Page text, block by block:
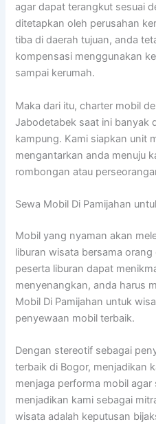
agar dapat terangkut sesuai
ditetapkan oleh perusahan
tiba di daerah tujuan, anda
kompensasi menggunakan
sampai kerumah.
Maka dari itu, charter mobil
Jabodetabek saat ini banyak
kampung. Kami siapkan unit
mengantarkan anda menuju
rombongan atau
Sewa Mobil Di Pamijahan
Mobil yang nyaman akan
liburan wisata bersama
peserta liburan dapat
menyenangkan, anda harus
Mobil Di Pamijahan untuk
penyewaan mobil terbaik.
Dengan stereotif sebagai
terbaik di Bogor, menjadikan
menjaga performa mobil agar
menjadikan kami sebagai
wisata adalah keputusan